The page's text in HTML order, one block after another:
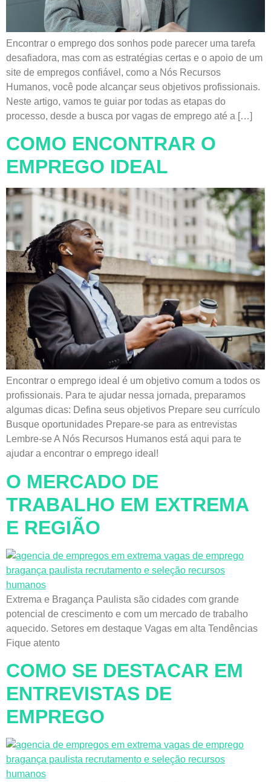
Encontrar o emprego dos sonhos pode parecer uma tarefa
desafiadora, mas com as estratégias certas e o apoio de um
site de empregos confiável, como a Nós Recursos
Humanos, você pode alcançar seus objetivos profissionais.
Neste artigo, vamos te guiar por todas as etapas do
processo, desde a busca por vagas de emprego até a […]
COMO ENCONTRAR O
EMPREGO IDEAL
Encontrar o emprego ideal é um objetivo comum a todos os
profissionais. Para te ajudar nessa jornada, preparamos
algumas dicas: Defina seus objetivos Prepare seu currículo
Busque oportunidades Prepare-se para as entrevistas
Lembre-se A Nós Recursos Humanos está aqui para te
ajudar a encontrar o emprego ideal!
O MERCADO DE
TRABALHO EM EXTREMA
E REGIÃO
Extrema e Bragança Paulista são cidades com grande
potencial de crescimento e com um mercado de trabalho
aquecido. Setores em destaque Vagas em alta Tendências
Fique atento
COMO SE DESTACAR EM
ENTREVISTAS DE
EMPREGO